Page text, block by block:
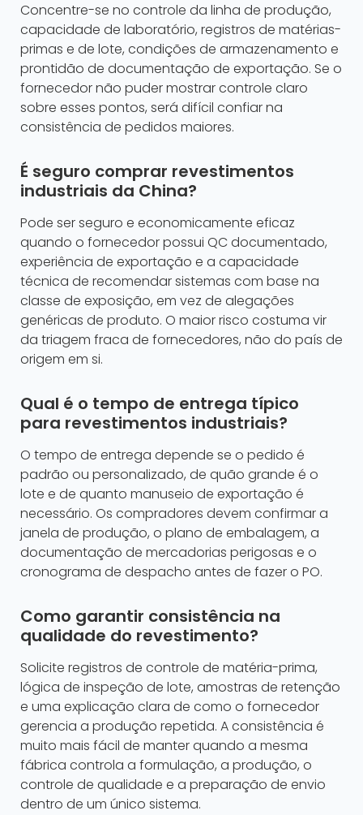
Concentre-se no controle da linha de produção,
capacidade de laboratório, registros de matérias-
primas e de lote, condições de armazenamento e
prontidão de documentação de exportação. Se o
fornecedor não puder mostrar controle claro
sobre esses pontos, será difícil confiar na
consistência de pedidos maiores.
É seguro comprar revestimentos
industriais da China?
Pode ser seguro e economicamente eficaz
quando o fornecedor possui QC documentado,
experiência de exportação e a capacidade
técnica de recomendar sistemas com base na
classe de exposição, em vez de alegações
genéricas de produto. O maior risco costuma vir
da triagem fraca de fornecedores, não do país de
origem em si.
Qual é o tempo de entrega típico
para revestimentos industriais?
O tempo de entrega depende se o pedido é
padrão ou personalizado, de quão grande é o
lote e de quanto manuseio de exportação é
necessário. Os compradores devem confirmar a
janela de produção, o plano de embalagem, a
documentação de mercadorias perigosas e o
cronograma de despacho antes de fazer o PO.
Como garantir consistência na
qualidade do revestimento?
Solicite registros de controle de matéria-prima,
lógica de inspeção de lote, amostras de retenção
e uma explicação clara de como o fornecedor
gerencia a produção repetida. A consistência é
muito mais fácil de manter quando a mesma
fábrica controla a formulação, a produção, o
controle de qualidade e a preparação de envio
dentro de um único sistema.